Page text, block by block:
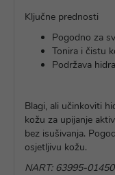
Ključne prednosti
Pogodno za
Tonira i čistu
Podržava
Blagi, ali učinkoviti
kožu za upijanje
bez isušivanja.
osjetljivu kožu.
NART: 63995-